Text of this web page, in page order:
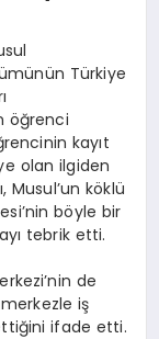
Türkiye
öğrenci
kayıt
olan ilgiden
köklü
böyle bir
tebrik etti.
de
iş
ifade etti.